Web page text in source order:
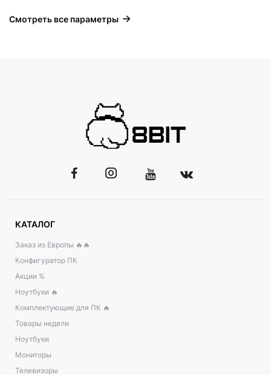
Смотреть все параметры
КАТАЛОГ
Заказ из Европы 🔥🔥
Конфигуратор ПК
Акции %
Ноутбуки 🔥
Комплектующие для ПК 🔥
Товары недели
Ноутбуки
Мониторы
Телевизоры